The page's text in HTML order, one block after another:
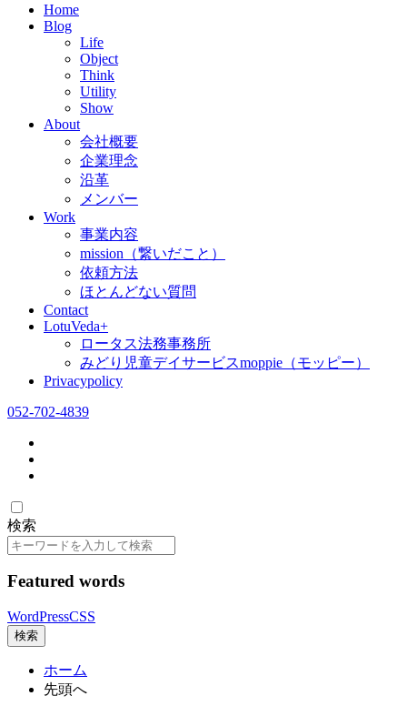
Home
Blog
Life
Object
Think
Utility
Show
About
会社概要
企業理念
沿革
メンバー
Work
事業内容
mission（繋いだこと）
依頼方法
ほとんどない質問
Contact
LotuVeda+
ロータス法務事務所
みどり児童デイサービスmoppie（モッピー）
Privacypolicy
052-702-4839
検索
検
Featured words
WordPressCSS
検索
ホーム
先頭へ